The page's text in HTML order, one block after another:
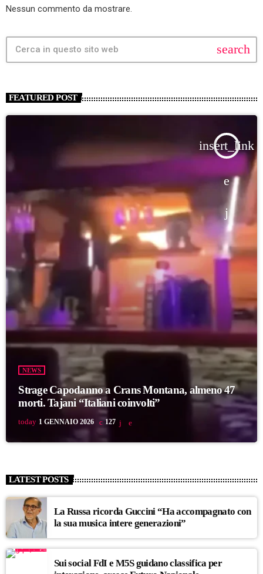
Nessun commento da mostrare.
search
FEATURED POST
insert_link
NEWS
Strage Capodanno a Crans Montana, almeno 47
morti. Tajani “Italiani coinvolti”
today 1 GENNAIO 2026 127
LATEST POSTS
La Russa ricorda Guccini “Ha accompagnato con
la sua musica intere generazioni”
Sui social FdI e M5S guidano classifica per